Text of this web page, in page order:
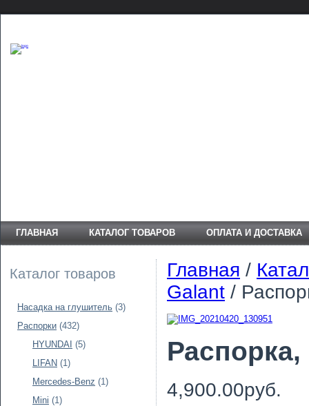
ГЛАВНАЯ КАТАЛОГ ТОВАРОВ ОПЛАТА И ДОСТАВКА
Каталог товаров
Насадка на глушитель (3)
Распорки (432)
HYUNDAI (5)
LIFAN (1)
Mercedes-Benz (1)
Mini (1)
Главная /
Galant /
4,900.00руб.